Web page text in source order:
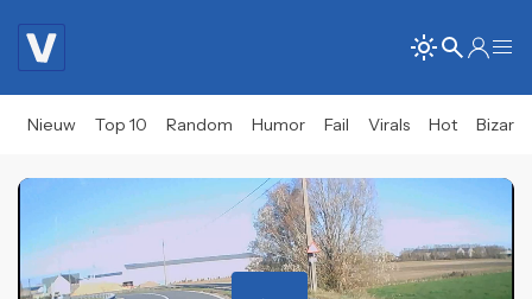
Nieuw Top 10 Random Humor Fail Virals Hot Bizar